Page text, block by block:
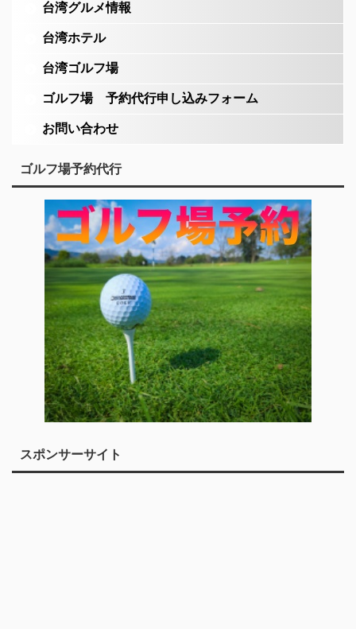
台湾グルメ情報
台湾ホテル
台湾ゴルフ場
ゴルフ場 予約代行申し込みフォーム
お問い合わせ
ゴルフ場予約代行
スポンサーサイト